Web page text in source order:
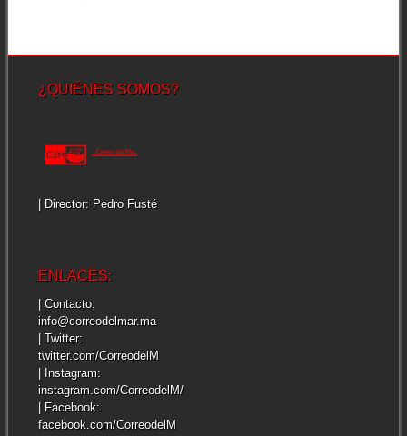
¿QUIÉNES SOMOS?
| Director: Pedro Fusté
ENLACES:
| Contacto:
info@correodelmar.ma
| Twitter:
twitter.com/CorreodelM
| Instagram:
instagram.com/CorreodelM/
| Facebook:
facebook.com/CorreodelM